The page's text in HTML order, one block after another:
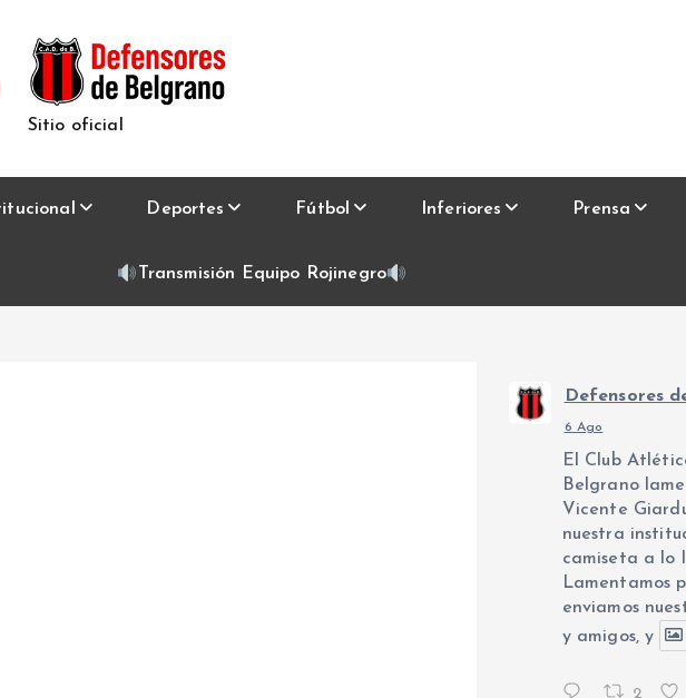
Sitio oficial
Deportes Fútbol Inferiores Prensa
Transmisión Equipo Rojinegro
Defensores
6 Ago
El Club
Belgrano
Vicente
nuestra
camiseta a lo
Lamentamos
enviamos
y amigos, y
2